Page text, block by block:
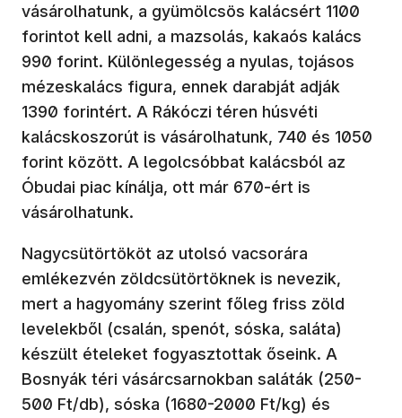
vásárolhatunk, a gyümölcsös kalácsért 1100
forintot kell adni, a mazsolás, kakaós kalács
990 forint. Különlegesség a nyulas, tojásos
mézeskalács figura, ennek darabját adják
1390 forintért. A Rákóczi téren húsvéti
kalácskoszorút is vásárolhatunk, 740 és 1050
forint között. A legolcsóbbat kalácsból az
Óbudai piac kínálja, ott már 670-ért is
vásárolhatunk.
Nagycsütörtököt az utolsó vacsorára
emlékezvén zöldcsütörtöknek is nevezik,
mert a hagyomány szerint főleg friss zöld
levelekből (csalán, spenót, sóska, saláta)
készült ételeket fogyasztottak őseink. A
Bosnyák téri vásárcsarnokban saláták (250-
500 Ft/db), sóska (1680-2000 Ft/kg) és